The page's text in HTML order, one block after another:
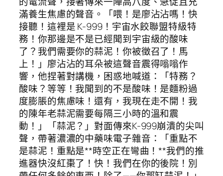
滿養生焦慮的聲音。「喂！是廖沾沾嗎！快
接聽！這裡是 K-999！宇宙水餃聯盟特級特
務！你那邊是不是已經聞到宇宙級的酸味
了？我們需要你的蒜泥！你被徵召了！馬
上！」廖沾沾的耳朵被這聲音震得嗡嗡作
響，他捏著對講機，困惑地喊道：「特務？
酸味？等等！我聞到的不是酸味！是麵粉過
度膨脹的焦慮味！還有，我現在走不開！我
的陳年老蒜泥需要每隔三小時的溫和震
動！」「蒜泥？」對面傳來K-999崩潰的尖叫
聲，帶著濃濃的中藥味電子雜音：「重點不
是蒜泥！重點是**時空正在彎曲！**我們的推
進器快沒紅棗了！快！我們在你的後院！別